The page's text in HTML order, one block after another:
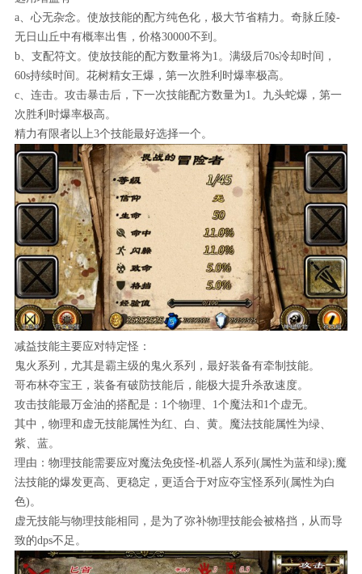
a、心无杂念。使放技能的配方纯色化，极大节省精力。奇脉丘陵-
无日山丘中有概率出售，价格30000不到。
b、支配符文。使放技能的配方数量将为1。满级后70s冷却时间，
60s持续时间。花树精女王爆，第一次胜利时爆率极高。
c、连击。攻击暴击后，下一次技能配方数量为1。九头蛇爆，第一
次胜利时爆率极高。
精力有限者以上3个技能最好选择一个。
减益技能主要应对特定怪：
鬼火系列，尤其是霸主级的鬼火系列，最好装备有牵制技能。
哥布林夺宝王，装备有破防技能后，能极大提升杀敌速度。
攻击技能最万金油的搭配是：1个物理、1个魔法和1个虚无。
其中，物理和虚无技能属性为红、白、黄。魔法技能属性为绿、
紫、蓝。
理由：物理技能需要应对魔法免疫怪-机器人系列(属性为蓝和绿);魔
法技能的爆发更高、更稳定，更适合于对应夺宝怪系列(属性为白
色)。
虚无技能与物理技能相同，是为了弥补物理技能会被格挡，从而导
致的dps不足。